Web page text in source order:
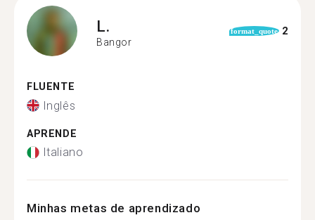
L.
Bangor
format_quote 2
FLUENTE
Inglês
APRENDE
Italiano
Minhas metas de aprendizado